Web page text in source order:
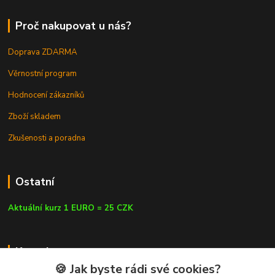
Proč nakupovat u nás?
Doprava ZDARMA
Věrnostní program
Hodnocení zákazníků
Zboží skladem
Zkušenosti a poradna
Ostatní
Aktuální kurz 1 EURO = 25 CZK
Kontakty
🍪 Jak byste rádi své cookies?